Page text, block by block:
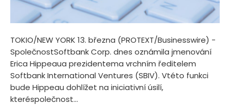
TOKIO/NEW YORK 13. března (PROTEXT/Businesswire) -
SpolečnostSoftbank Corp. dnes oznámila jmenování
Erica Hippeaua prezidentema vrchním ředitelem
Softbank International Ventures (SBIV). Vtéto funkci
bude Hippeau dohlížet na iniciativní úsilí,
kteréspolečnost...